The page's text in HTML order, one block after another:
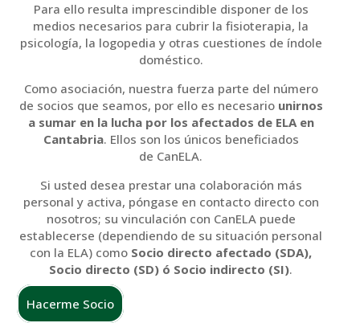
Para ello resulta imprescindible disponer de los
medios necesarios para cubrir la fisioterapia, la
psicología, la logopedia y otras cuestiones de índole
doméstico.
Como asociación, nuestra fuerza parte del número
de socios que seamos, por ello es necesario unirnos
a sumar en la lucha por los afectados de ELA en
Cantabria. Ellos son los únicos beneficiados
de CanELA.
Si usted desea prestar una colaboración más
personal y activa, póngase en contacto directo con
nosotros; su vinculación con CanELA puede
establecerse (dependiendo de su situación personal
con la ELA) como Socio directo afectado (SDA),
Socio directo (SD) ó Socio indirecto (SI).
Hacerme Socio